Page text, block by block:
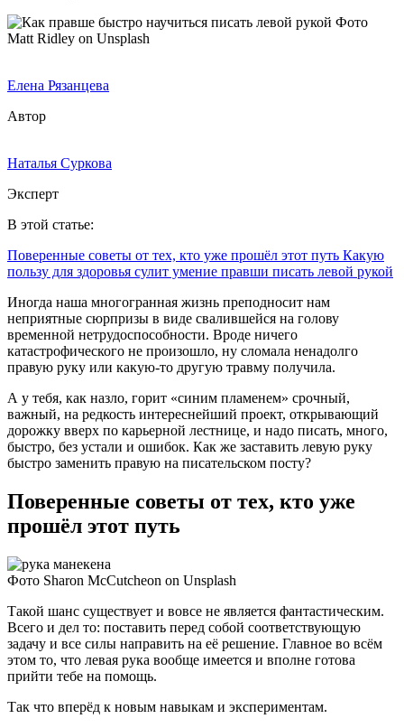
Фото
Matt Ridley on Unsplash
Елена Рязанцева
Автор
Наталья Суркова
Эксперт
В этой статье:
Поверенные советы от тех, кто уже прошёл этот путь Какую
пользу для здоровья сулит умение правши писать левой рукой
Иногда наша многогранная жизнь преподносит нам
неприятные сюрпризы в виде свалившейся на голову
временной нетрудоспособности. Вроде ничего
катастрофического не произошло, ну сломала ненадолго
правую руку или какую-то другую травму получила.
А у тебя, как назло, горит «синим пламенем» срочный,
важный, на редкость интереснейший проект, открывающий
дорожку вверх по карьерной лестнице, и надо писать, много,
быстро, без устали и ошибок. Как же заставить левую руку
быстро заменить правую на писательском посту?
Поверенные советы от тех, кто уже
прошёл этот путь
Фото Sharon McCutcheon on Unsplash
Такой шанс существует и вовсе не является фантастическим.
Всего и дел то: поставить перед собой соответствующую
задачу и все силы направить на её решение. Главное во всём
этом то, что левая рука вообще имеется и вполне готова
прийти тебе на помощь.
Так что вперёд к новым навыкам и экспериментам.